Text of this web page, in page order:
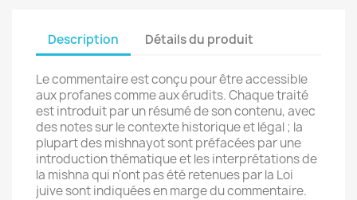
Description Détails du produit
Le commentaire est conçu pour être accessible
aux profanes comme aux érudits. Chaque traité
est introduit par un résumé de son contenu, avec
des notes sur le contexte historique et légal ; la
plupart des mishnayot sont préfacées par une
introduction thématique et les interprétations de
la mishna qui n'ont pas été retenues par la Loi
juive sont indiquées en marge du commentaire.